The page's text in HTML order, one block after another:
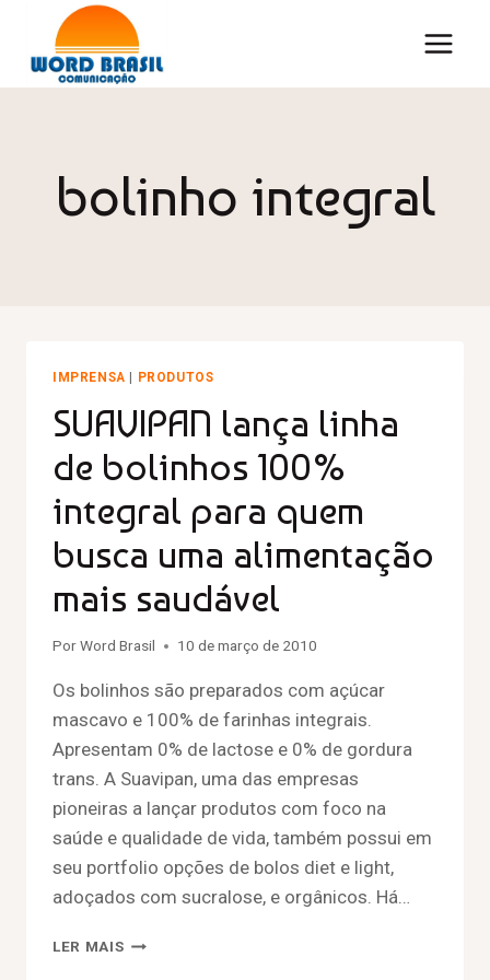
bolinho integral
IMPRENSA PRODUTOS
SUAVIPAN lança linha
de bolinhos 100%
integral para quem
busca uma alimentação
mais saudável
PorWord Brasil 10 de março de 2010
Os bolinhos são preparados com açúcar
mascavo e 100% de farinhas integrais.
Apresentam 0% de lactose e 0% de gordura
trans. A Suavipan, uma das empresas
pioneiras a lançar produtos com foco na
saúde e qualidade de vida, também possui em
seu portfolio opções de bolos diet e light,
adoçados com sucralose, e orgânicos. Há…
LER MAIS